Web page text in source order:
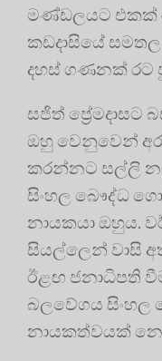
මණ්ඩලයට එකක්
කඩදාසියේ
දහස් ගණනක් රට
සජිත්
ඔහු වෙනුවෙන්
කරන්නට සල්ලි
සිංහල බෞද්ධ
නායකයා ඔහුය.
සියල්ලෙන් වාසි
ඊළඟ ජනාධිපති
බලවේගය
නායකත්වයක්